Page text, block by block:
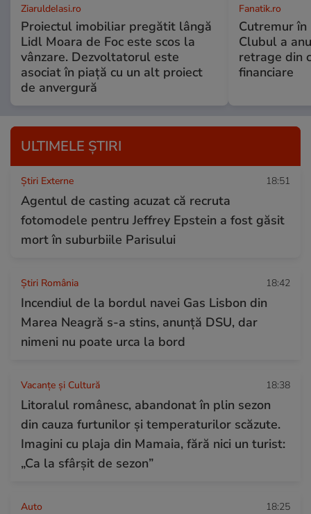
ZiaruldeIasi.ro
Proiectul imobiliar pregătit lângă
Lidl Moara de Foc este scos la
vânzare. Dezvoltatorul este
asociat în piață cu un alt proiect
de anvergură
Fanatik.ro
Cutremur în
Clubul a
retrage din
financiare
ULTIMELE ȘTIRI
Știri Externe 18:51
Agentul de casting acuzat că recruta
fotomodele pentru Jeffrey Epstein a fost găsit
mort în suburbiile Parisului
Știri România 18:42
Incendiul de la bordul navei Gas Lisbon din
Marea Neagră s-a stins, anunță DSU, dar
nimeni nu poate urca la bord
Vacanțe și Cultură 18:38
Litoralul românesc, abandonat în plin sezon
din cauza furtunilor și temperaturilor scăzute.
Imagini cu plaja din Mamaia, fără nici un turist:
„Ca la sfârșit de sezon”
Auto 18:25